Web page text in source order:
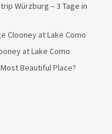
Würzburg – 3 Tage in
Clooney at Lake Como
at Lake Como
Beautiful Place?